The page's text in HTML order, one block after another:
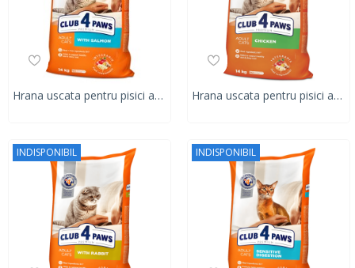
Hrana uscata pentru pisici adulte, CLUB 4 PAWS PREMIUM, somon, 14 kg Hrana uscata pentru pisici adulte, CLUB 4 PAWS PREMIUM, pui, 14 kg
INDISPONIBIL INDISPONIBIL